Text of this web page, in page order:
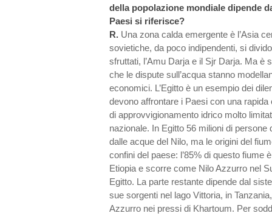
della popolazione mondiale dipende
Paesi si riferisce?
R. Una zona calda emergente è l’Asia
sovietiche, da poco indipendenti, si
sfruttati, l’Amu Darja e il Sjr Darja. Ma è
che le dispute sull’acqua stanno
economici. L’Egitto è un esempio dei
devono affrontare i Paesi con una
di approvvigionamento idrico molto
nazionale. In Egitto 56 milioni di persone
dalle acque del Nilo, ma le origini del
confini del paese: l’85% di questo fiume
Etiopia e scorre come Nilo Azzurro nel
Egitto. La parte restante dipende dal
sue sorgenti nel lago Vittoria, in
Azzurro nei pressi di Khartoum. Per